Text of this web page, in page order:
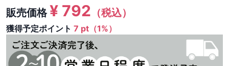
販売価格¥ 792 （税込）
獲得予定ポイント 7 pt（1%）